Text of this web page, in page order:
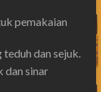
pemakaian
dan sejuk.
dan sinar